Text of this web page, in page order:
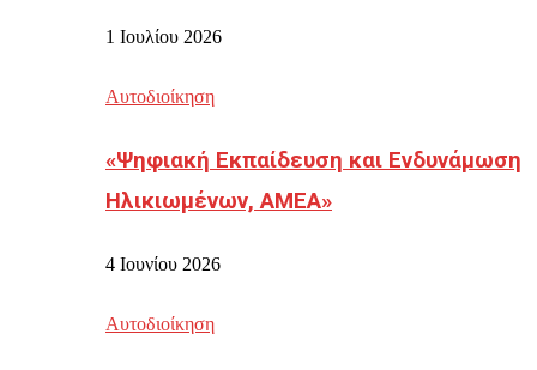
1 Ιουλίου 2026
Αυτοδιοίκηση
«Ψηφιακή Εκπαίδευση και Ενδυνάμωση
Ηλικιωμένων, ΑΜΕΑ»
4 Ιουνίου 2026
Αυτοδιοίκηση